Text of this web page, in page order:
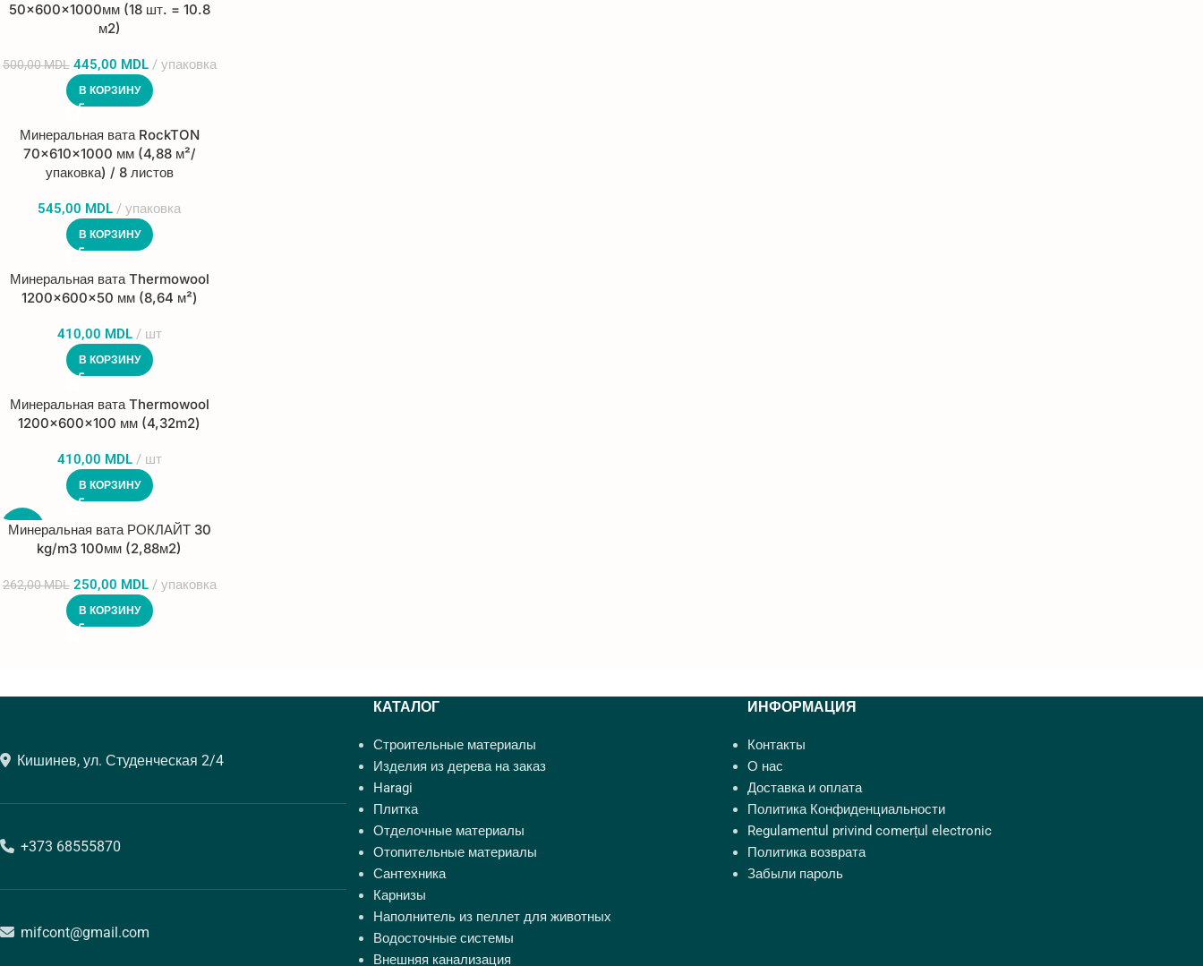
50x600x1000мм (18 шт. = 10.8
м2)
500,00MDL 445,00 MDL упаковка
В КОРЗИНУ
Минеральная вата RockTON
70×610×1000 мм (4,88 м²/
упаковка) / 8 листов
545,00 MDL упаковка
В КОРЗИНУ
Минеральная вата Thermowool
1200×600×50 мм (8,64 м²)
410,00 MDL шт
В КОРЗИНУ
Минеральная вата Thermowool
1200×600×100 мм (4,32m2)
410,00 MDL шт
В КОРЗИНУ
-5%
Минеральная вата РОКЛАЙТ 30
kg/m3 100мм (2,88м2)
262,00MDL 250,00 MDL упаковка
В КОРЗИНУ
Кишинев, ул. Студенческая 2/4
+373 68555870
mifcont@gmail.com
КАТАЛОГ
Строительные материалы
Изделия из дерева на заказ
Haragi
Плитка
Отделочные материалы
Отопительные материалы
Сантехника
Карнизы
Наполнитель из пеллет для животных
Водосточные системы
Внешняя канализация
ИНФОРМАЦИЯ
Контакты
О нас
Доставка и оплата
Политика Конфиденциальности
Regulamentul privind comerțul electronic
Политика возврата
Забыли пароль